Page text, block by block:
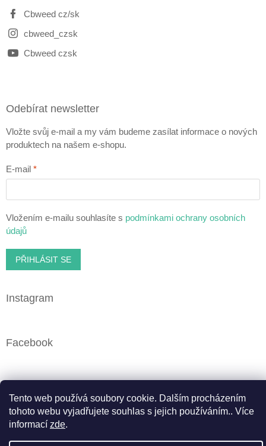
Tento web používá soubory cookie. Dalším procházením
tohoto webu vyjadřujete souhlas s jejich používáním.. Více
informací zde.
Cbweed cz/sk
cbweed_czsk
Cbweed czsk
Odebírat newsletter
Vložte svůj e-mail a my vám budeme zasílat informace o nových
produktech na našem e-shopu.
E-mail
Vložením e-mailu souhlasíte s podmínkami ochrany osobních
údajů
PŘIHLÁSIT SE
Instagram
Facebook
Vytvořil Shoptet
Copyright 2026
Upravit nastavení cookies